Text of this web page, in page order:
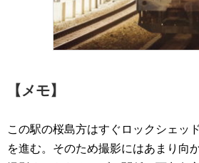
【メモ】
この駅の桜島方はすぐロックシェッ
を進む。そのため撮影にはあまり向